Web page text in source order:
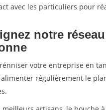
avec les particuliers pour
notre
votre entreprise en
régulièrement le